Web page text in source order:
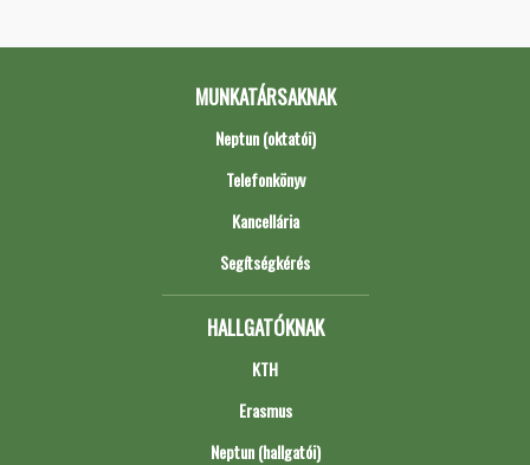
MUNKATÁRSAKNAK
Neptun (oktatói)
Telefonkönyv
Kancellária
Segítségkérés
HALLGATÓKNAK
KTH
Erasmus
Neptun (hallgatói)